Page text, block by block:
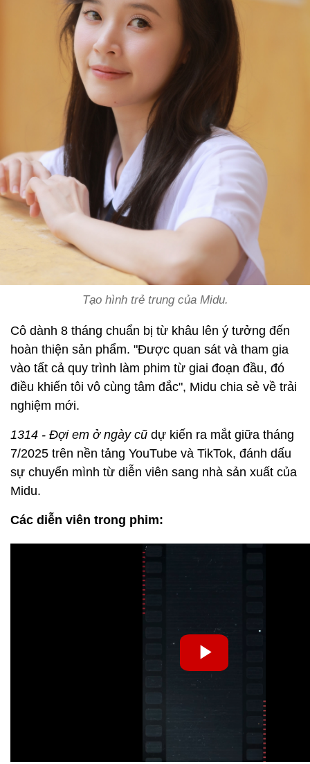
Tạo hình trẻ trung của Midu.
Cô dành 8 tháng chuẩn bị từ khâu lên ý tưởng đến
hoàn thiện sản phẩm. "Được quan sát và tham gia
vào tất cả quy trình làm phim từ giai đoạn đầu, đó
điều khiến tôi vô cùng tâm đắc", Midu chia sẻ về trải
nghiệm mới.
1314 - Đợi em ở ngày cũ dự kiến ra mắt giữa tháng
7/2025 trên nền tảng YouTube và TikTok, đánh dấu
sự chuyển mình từ diễn viên sang nhà sản xuất của
Midu.
Các diễn viên trong phim: